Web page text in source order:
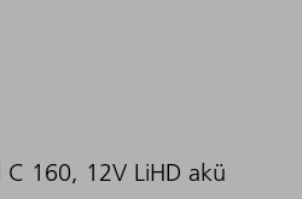
C 160, 12V LiHD akü